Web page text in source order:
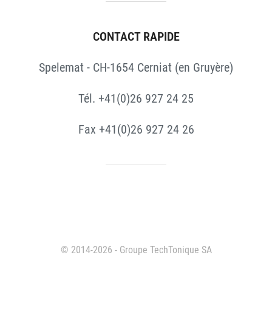
CONTACT RAPIDE
Spelemat - CH-1654 Cerniat (en Gruyère)
Tél. +41(0)26 927 24 25
Fax +41(0)26 927 24 26
© 2014-2026 - Groupe TechTonique SA